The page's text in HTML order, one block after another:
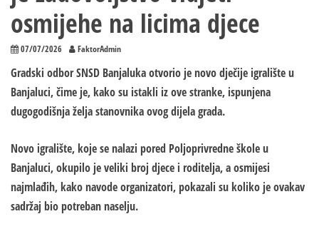
osmijehe na licima djece
07/07/2026 FaktorAdmin
Gradski odbor SNSD Banjaluka otvorio je novo dječije igralište u
Banjaluci, čime je, kako su istakli iz ove stranke, ispunjena
dugogodišnja želja stanovnika ovog dijela grada.
Novo igralište, koje se nalazi pored Poljoprivredne škole u
Banjaluci, okupilo je veliki broj djece i roditelja, a osmijesi
najmlađih, kako navode organizatori, pokazali su koliko je ovakav
sadržaj bio potreban naselju.